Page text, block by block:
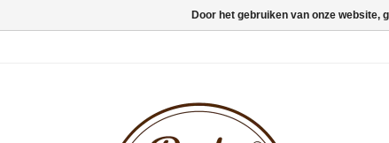
Door het gebruiken van onze website,